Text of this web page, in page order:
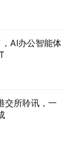
AI办公智能体
交所聆讯，一